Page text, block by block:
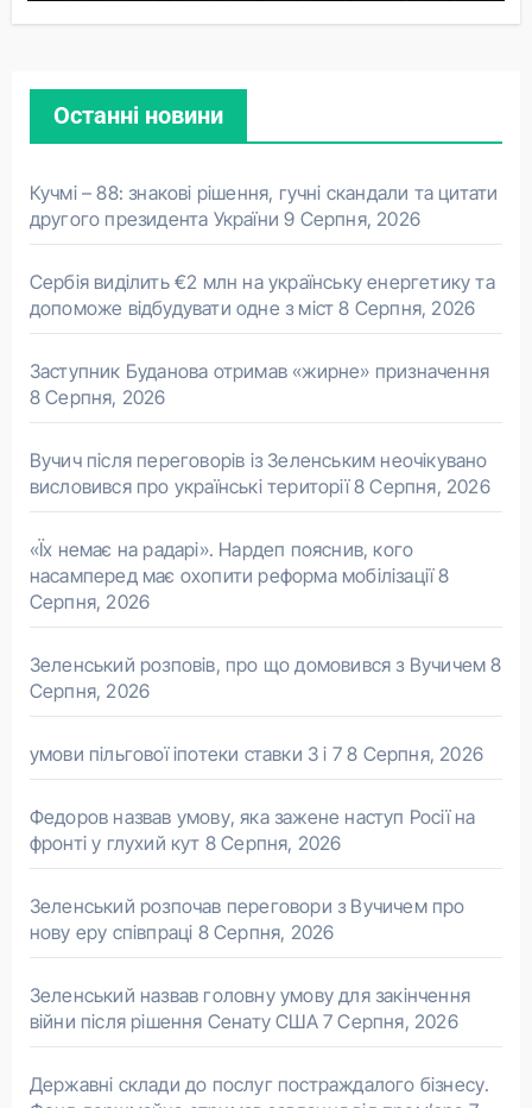
Останні новини
Кучмі – 88: знакові рішення, гучні скандали та цитати
другого президента України 9 Серпня, 2026
Сербія виділить €2 млн на українську енергетику та
допоможе відбудувати одне з міст 8 Серпня, 2026
Заступник Буданова отримав «жирне» призначення
8 Серпня, 2026
Вучич після переговорів із Зеленським неочікувано
висловився про українські території 8 Серпня, 2026
«Їх немає на радарі». Нардеп пояснив, кого
насамперед має охопити реформа мобілізації 8
Серпня, 2026
Зеленський розповів, про що домовився з Вучичем 8
Серпня, 2026
умови пільгової іпотеки ставки 3 і 7 8 Серпня, 2026
Федоров назвав умову, яка зажене наступ Росії на
фронті у глухий кут 8 Серпня, 2026
Зеленський розпочав переговори з Вучичем про
нову еру співпраці 8 Серпня, 2026
Зеленський назвав головну умову для закінчення
війни після рішення Сенату США 7 Серпня, 2026
Державні склади до послуг постраждалого бізнесу.